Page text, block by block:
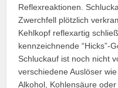
Reflexreaktionen.
Zwerchfell plötzlich
Kehlkopf reflexartig
kennzeichnende “Hicks”-
Schluckauf ist noch nicht
verschiedene Auslöser
Alkohol, Kohlensäure